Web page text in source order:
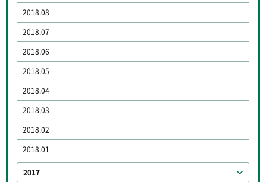
2018.08
2018.07
2018.06
2018.05
2018.04
2018.03
2018.02
2018.01
2017